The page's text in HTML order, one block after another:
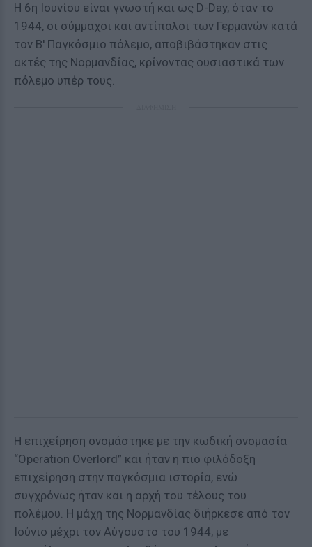
Η 6η Ιουνίου είναι γνωστή και ως D-Day, όταν το
1944, οι σύμμαχοι και αντίπαλοι των Γερμανών κατά
τον Β' Παγκόσμιο πόλεμο, αποβιβάστηκαν στις
ακτές της Νορμανδίας, κρίνοντας ουσιαστικά των
πόλεμο υπέρ τους.
Η επιχείρηση ονομάστηκε με την κωδική ονομασία
“Operation Overlord” και ήταν η πιο φιλόδοξη
επιχείρηση στην παγκόσμια ιστορία, ενώ
συγχρόνως ήταν και η αρχή του τέλους του
πολέμου. Η μάχη της Νορμανδίας διήρκεσε από τον
Ιούνιο μέχρι τον Αύγουστο του 1944, με